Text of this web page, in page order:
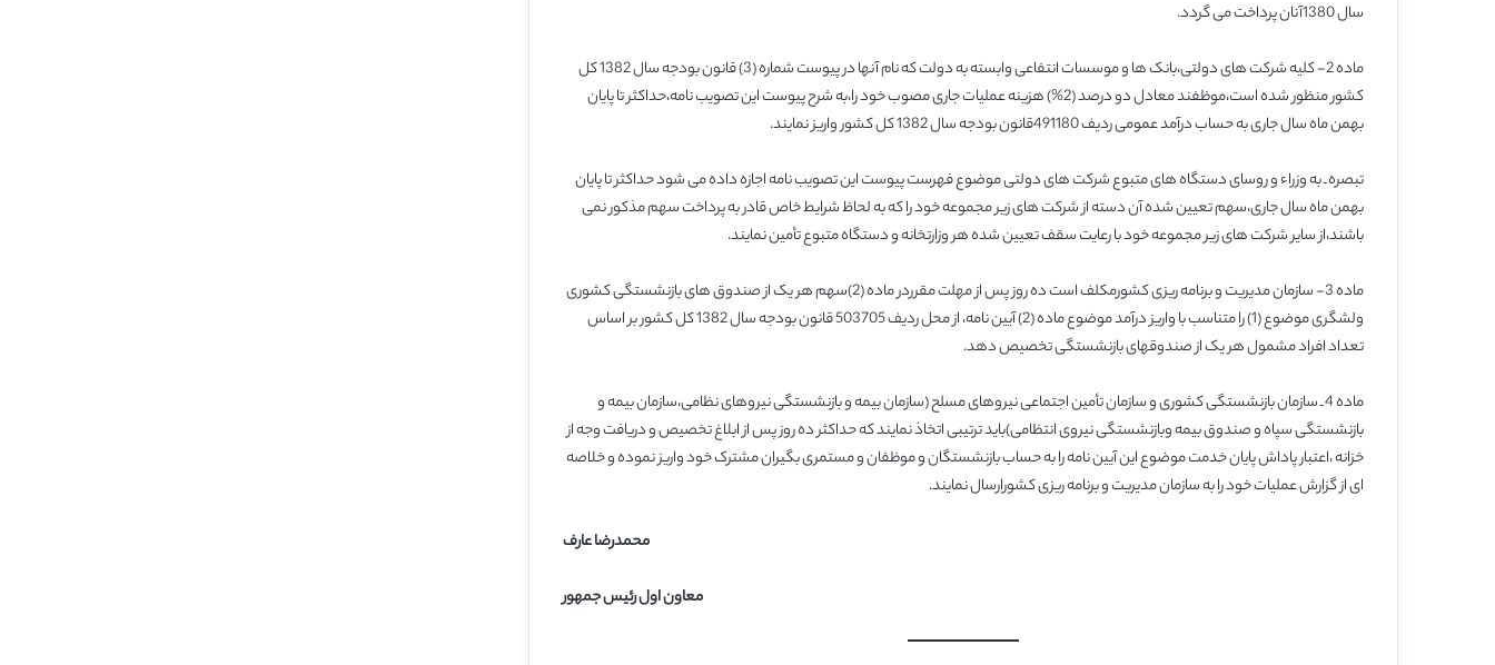
سال 1380آنان پرداخت می گردد.
ماده 2- کلیه شرکت های دولتی،بانک ها و موسسات انتفاعی وابسته به دولت که نام آنها در پیوست شماره (3) قانون بودجه سال 1382 کل
کشور منظور شده است،موظفند معادل دو درصد (2%) هزینه عملیات جاری مصوب خود را،به شرح پیوست این تصویب نامه،حداکثر تا پایان
بهمن ماه سال جاری به حساب درآمد عمومی ردیف 491180قانون بودجه سال 1382 کل کشور واریز نمایند.
تبصره ـ به وزراء و روسای دستگاه های متبوع شرکت های دولتی موضوع فهرست پیوست این تصویب نامه اجازه داده می شود حداکثر تا پایان
بهمن ماه سال جاری،سهم تعیین شده آن دسته از شرکت های زیر مجموعه خود را که به لحاظ شرایط خاص قادر به پرداخت سهم مذکور نمی
باشند،از سایر شرکت های زیر مجموعه خود با رعایت سقف تعیین شده هر وزارتخانه و دستگاه متبوع تأمین نمایند.
ماده 3- سازمان مدیریت و برنامه ریزی کشورمکلف است ده روز پس از مهلت مقرردر ماده (2)سهم هر یک از صندوق های بازنشستگی کشوری
ولشگری موضوع (1) را متناسب با واریز درآمد موضوع ماده (2) آیین نامه، از محل ردیف 503705 قانون بودجه سال 1382 کل کشور بر اساس
تعداد افراد مشمول هر یک از صندوقهای بازنشستگی تخصیص دهد.
ماده 4 ـ سازمان بازنشستگی کشوری و سازمان تأمین اجتماعی نیروهای مسلح (سازمان بیمه و بازنشستگی نیروهای نظامی،سازمان بیمه و
بازنشستگی سپاه و صندوق بیمه وبازنشستگی نیروی انتظامی)باید ترتیبی اتخاذ نمایند که حداکثر ده روز پس از ابلاغ تخصیص و دریافت وجه از
خزانه ،اعتبار پاداش پایان خدمت موضوع این آیین نامه را به حساب بازنشستگان و موظفان و مستمری بگیران مشترک خود واریز نموده و خلاصه
ای از گزارش عملیات خود را به سازمان مدیریت و برنامه ریزی کشورارسال نمایند.
محمدرضا عارف
معاون اول رئیس جمهور